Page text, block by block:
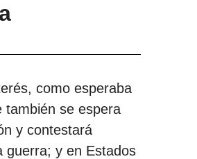
como esperaba
también se espera
y contestará
guerra; y en Estados